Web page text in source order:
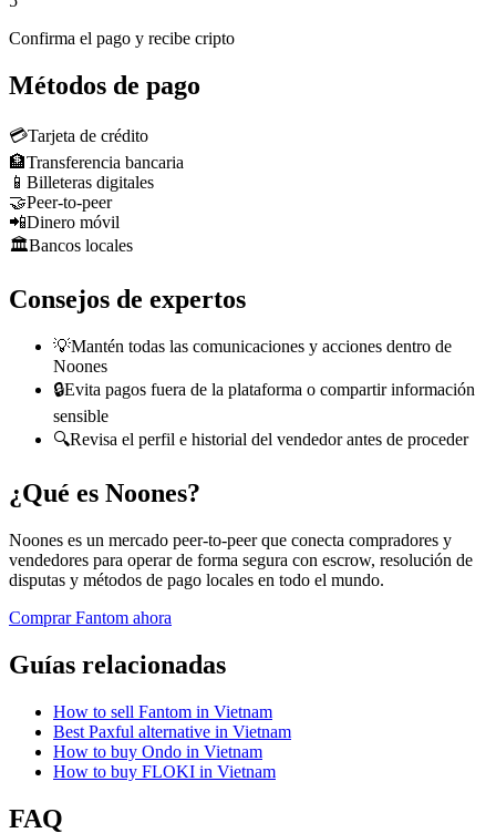
Confirma el pago y recibe cripto
Métodos de pago
💳Tarjeta de crédito
🏦Transferencia bancaria
📱 Billeteras digitales
🤝Peer-to-peer
📲Dinero móvil
🏛️Bancos locales
Consejos de expertos
💡Mantén todas las comunicaciones y acciones dentro de
Noones
🔒Evita pagos fuera de la plataforma o compartir información
sensible
🔍Revisa el perfil e historial del vendedor antes de proceder
¿Qué es Noones?
Noones es un mercado peer-to-peer que conecta compradores y
vendedores para operar de forma segura con escrow, resolución de
disputas y métodos de pago locales en todo el mundo.
Comprar Fantom ahora
Guías relacionadas
How to sell Fantom in Vietnam
Best Paxful alternative in Vietnam
How to buy Ondo in Vietnam
How to buy FLOKI in Vietnam
FAQ